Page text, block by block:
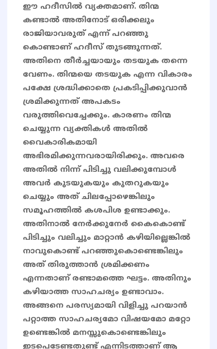
ഈ ഹദീസിൽ വ്യക്തമാണ്. തിന്മ
കണ്ടാൽ അതിനോട് ഒരിക്കലും
രാജിയാവരുത് എന്ന് പറഞ്ഞു
കൊണ്ടാണ് ഹദീസ് തുടങ്ങുന്നത്.
അതിനെ തീർച്ചയായും തടയുക തന്നെ
വേണം. തിന്മയെ തടയുക എന്ന വികാരം
പക്ഷേ ശ്രദ്ധിക്കാതെ പ്രകടിപ്പിക്കുവാൻ
ശ്രമിക്കുന്നത് അപകടം
വരുത്തിവെച്ചേക്കും. കാരണം തിന്മ
ചെയ്യുന്ന വ്യക്തികൾ അതിൽ
വൈകാരികമായി
അഭിരമിക്കുന്നവരായിരിക്കും. അവരെ
അതിൽ നിന്ന് പിടിച്ചു വലിക്കുമ്പോൾ
അവർ കുടയുകയും കുതറുകയും
ചെയ്യും അത് ചിലപ്പോഴെങ്കിലും
സമൂഹത്തിൽ കശപിശ ഉണ്ടാക്കും.
അതിനാൽ നേർക്കുനേർ കൈകൊണ്ട്
പിടിച്ചും വലിച്ചും മാറ്റാൻ കഴിയില്ലെങ്കിൽ
നാവുകൊണ്ട് പറഞ്ഞുകൊണ്ടെങ്കിലും
അത് തിരുത്താൻ ശ്രമിക്കണം
എന്നതാണ് രണ്ടാമത്തെ ഘട്ടം. അതിനും
കഴിയാത്ത സാഹചര്യം ഉണ്ടാവാം.
അങ്ങനെ പരസ്യമായി വിളിച്ചു പറയാൻ
പറ്റാത്ത സാഹചര്യമോ വിഷയമോ മറ്റോ
ഉണ്ടെങ്കിൽ മനസ്സുകൊണ്ടെങ്കിലും
ഇടപെടേണ്ടതുണ്ട് എന്നിടത്താണ് ആ